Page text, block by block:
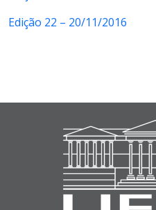
Edição 22 – 20/11/2016